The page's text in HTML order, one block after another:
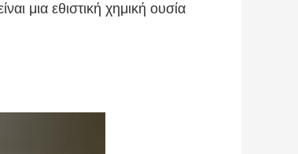
μια εθιστική χημική ουσία